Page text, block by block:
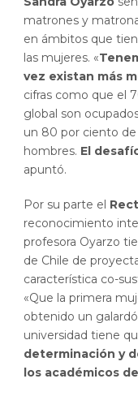
matrones y
en ámbitos que
las mujeres. «
vez existan más
cifras como que el
global son
un 80 por ciento
hombres. El
apuntó.
Por su parte el
reconocimiento
profesora Oyarzo
de Chile de
característica co-
«Que la primera
obtenido un
universidad tiene
determinación y
los académicos